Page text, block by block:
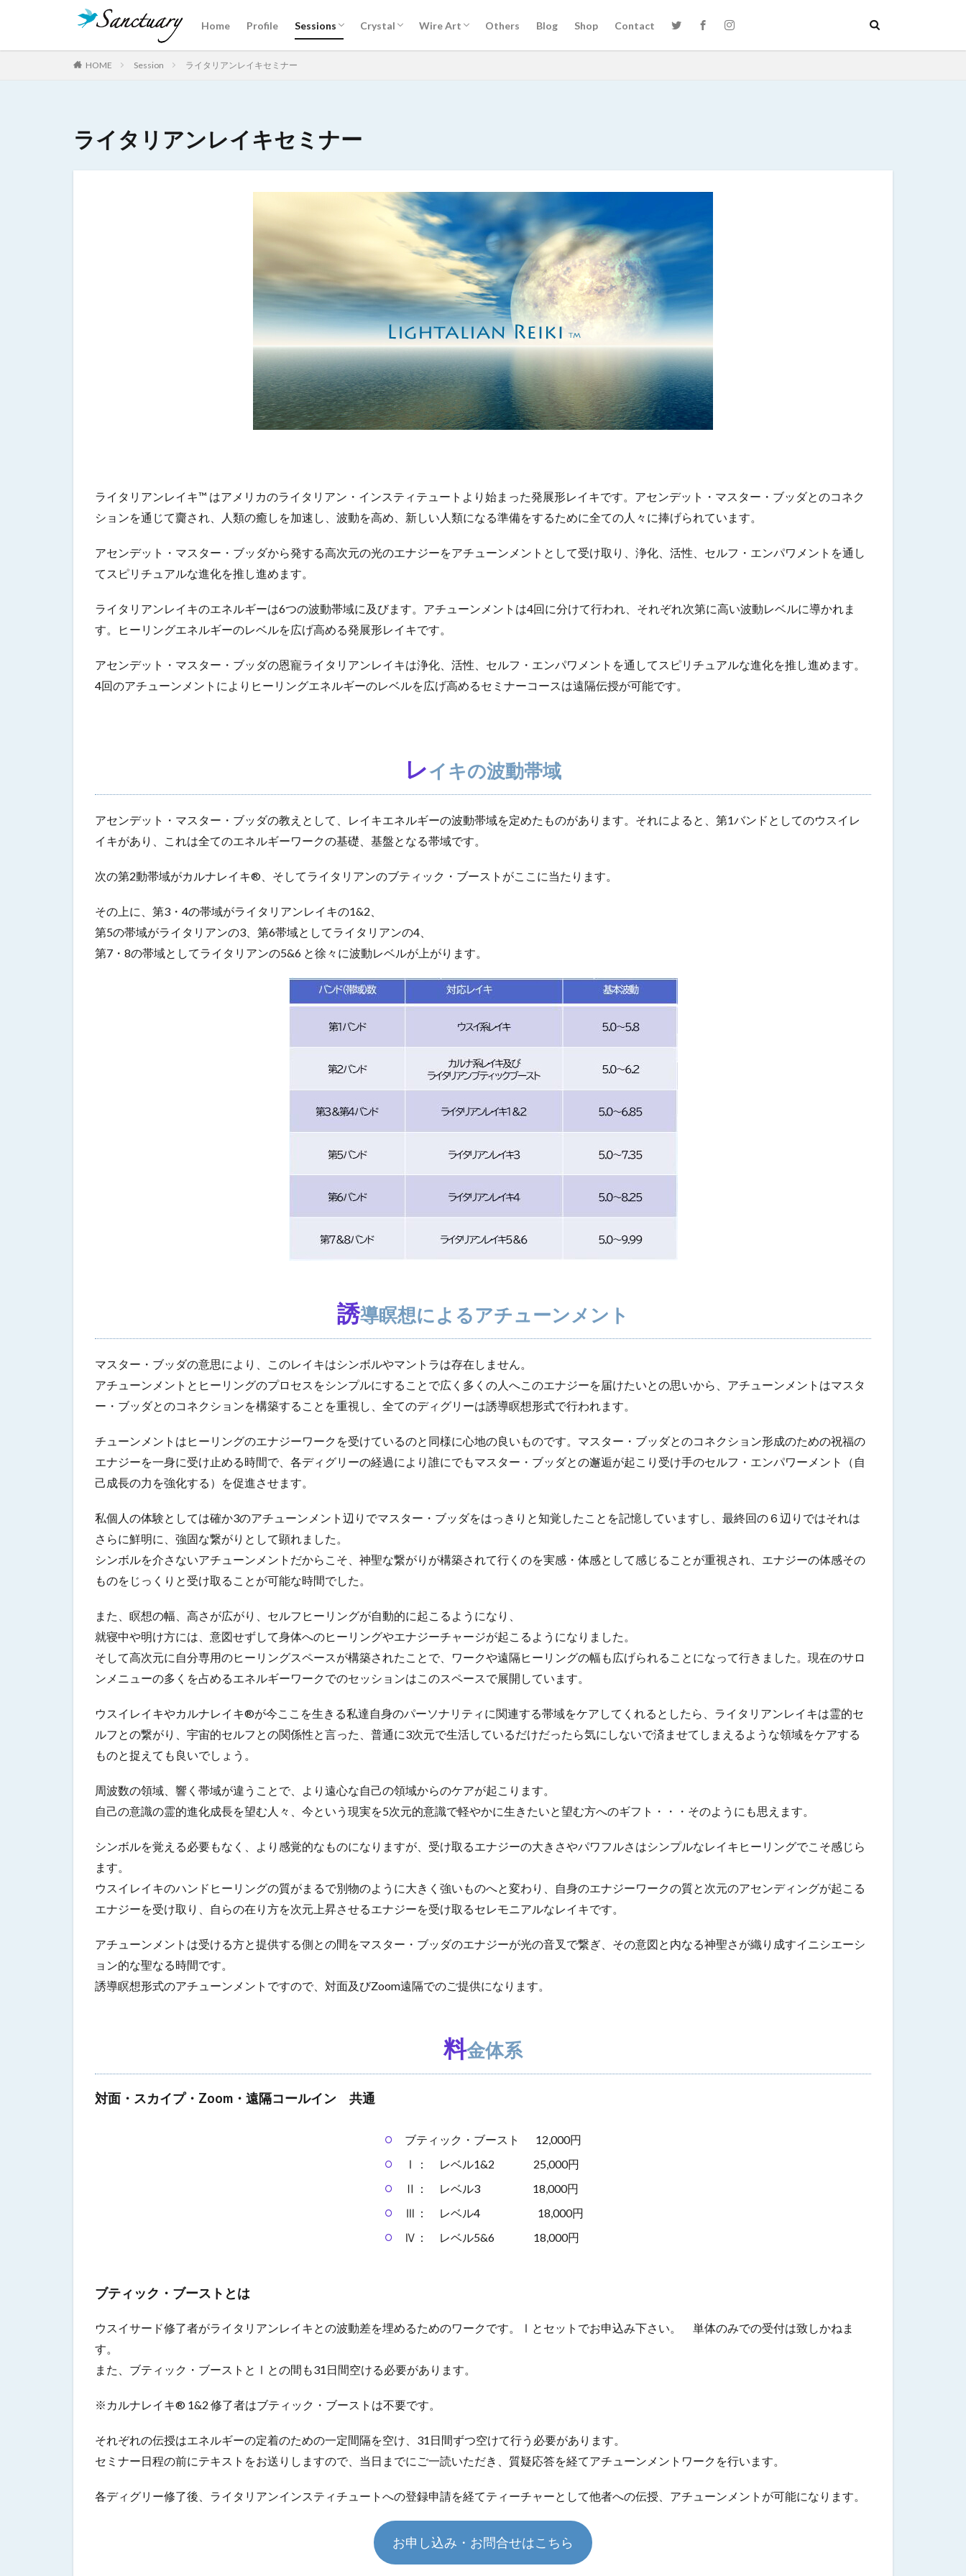
Home Profile Sessions Crystal Wire Art Others Blog Shop Contact
HOME Session ライタリアンレイキセミナー
ライタリアンレイキセミナー
ライタリアンレイキ™ はアメリカのライタリアン・インスティテュートより始まった発展形レイキです。アセンデット・マスター・ブッダとのコネク
ションを通じて齎され、人類の癒しを加速し、波動を高め、新しい人類になる準備をするために全ての人々に捧げられています。
アセンデット・マスター・ブッダから発する高次元の光のエナジーをアチューンメントとして受け取り、 浄化、活性、セルフ・エンパワメントを通し
てスピリチュアルな進化を推し進めます。
ライタリアンレイキのエネルギーは6つの波動帯域に及びます。 アチューンメントは4回に分けて行われ、それぞれ次第に高い波動レベルに導かれま
す。
ヒーリングエネルギーのレベルを広げ高める発展形レイキです。
アセンデット・マスター・ブッダの恩寵ライタリアンレイキは浄化、活性、セルフ・エンパワメントを通してスピリチュアルな進化を推し進めます。
4回のアチューンメントによりヒーリングエネルギーのレベルを広げ高めるセミナーコースは遠隔伝授が可能です。
レイキの波動帯域
アセンデット・マスター・ブッダの教えとして、レイキエネルギーの波動帯域を定めたものがあります。それによると、第1バンドとしてのウスイレ
イキがあり、これは全てのエネルギーワークの基礎、基盤となる帯域です。
次の第2動帯域がカルナレイキ®、そしてライタリアンのブティック・ブーストがここに当たります。
その上に、第3・4の帯域がライタリアンレイキの1&2、
第5の帯域がライタリアンの3、第6帯域としてライタリアンの4、
第7・8の帯域としてライタリアンの5&6 と徐々に波動レベルが上がります。
誘導瞑想によるアチューンメント
マスター・ブッダの意思により
このレイキはシンボルやマントラは存在しません。
アチュ ーンメントとヒーリングのプロセスをシンプルにすることで広く多くの人へこのエナジーを届けたいとの思いから、アチューンメントはマスタ
ー・ブッダとのコネクションを構築することを重視し、全てのディグリーは誘導瞑想形式で行われます。
チューンメントはヒーリングのエナジーワークを受けているのと同様に心地の良いものです。 マスター・ブッダとのコネクション形成のための祝福の
エナジーを一身に受け止める時間で、 各ディグリーの経過により誰にでもマスター・ブッダとの邂逅が起こり受け手のセルフ ・エンパワーメント（自
己成長の力を強化する）を促進させます。
私個人の体験としては確か3のアチューンメント辺りでマスター・ブッダをはっきりと知覚したことを記憶していますし、 最終回の６辺りではそれは
さらに鮮明に、強固な繋がりとして顕れました。
シンボルを介さないアチューンメントだからこそ、神聖な繋がりが構築されて行くのを実感・体感として感じることが重視され、エナジーの体感その
ものをじっくりと受け取ることが可能な時間でした。
また、瞑想の幅、高さが広がり、セルフヒーリングが自動的に起こるようになり、
就寝中や明け方には、意図せずして身体へのヒーリングやエナジーチャージが起こるようになりました。
そして高次元に自分専用のヒーリングスペースが構築されたことで、
ワークや遠隔ヒーリングの幅も広げられることになって行きました。 現在のサロ
ンメニューの多くを占めるエネルギーワークでのセッションはこのスペースで展開しています。
ウスイレイキやカルナレイキ®が今ここを生きる私達自身のパーソナリティに関連する帯域をケアしてくれるとしたら、ライタリアンレイキは霊的セ
ルフとの繋がり、宇宙的セルフとの関係性と言った、普通に3次元で生活しているだけだったら気にしないで済ませてしまえるような領域をケアする
ものと捉えても良いでしょう。
周波数の領域、響く帯域が違うことで、より遠心な自己の領域からのケアが起こります。
自己の意識の霊的進化成長を望む人々、今という現実を5次元的意識で軽やかに生きたいと望む方へのギフト・・・そのようにも思えます。
シンボルを覚える必要もなく、より感覚的なものになりますが、受け取るエナジーの大きさやパワフルさはシンプルなレイキヒーリングでこそ感じら
ます。
ウスイレイキのハンドヒーリングの質がまるで別物のように大きく強いものへと変わり、
自身のエナジーワークの質と次元のアセンディングが起こる
エナジーを受け取り、
自らの在り方を次元上昇させるエナジーを受け取るセレモニアルなレイキです。
アチューンメントは受ける方と提供する側との間をマスター・ブッダのエナジーが光の音叉で繋ぎ、その意図と内なる神聖さが織り成すイニシエーシ
ョン的な聖なる時間です。
誘導瞑想形式のアチューンメントですので、対面及びZoom遠隔でのご提供になります。​
料金体系
対面・スカイプ・Zoom・遠隔コールイン 共通
ブティック・ブースト 12,000円
Ⅰ： レベル1&2 25,000円
Ⅱ： レベル3 18,000円
Ⅲ： レベル4 18,000円
Ⅳ： レベル5&6 18,000円
​ブティック・ブーストとは
ウスイサード修了者がライタリアンレイキとの波動差を埋めるためのワークです。
Ⅰとセットでお申込み下さい。 単体のみでの受付は致しかねま
す。
また、ブティック・ブーストとⅠとの間も31日間空ける必要があります。
※カルナレイキ® 1&2 修了者はブティック・ブーストは不要です。​
それぞれの伝授はエネルギーの定着のための一定間隔を空け、31日間ずつ空けて行う必要があります。
セミナー日程の前にテキストをお送りしますので、当日までにご一読いただき、質疑応答を経てアチューンメントワークを行います。
各ディグリー修了後、ライタリアンインスティチュートへの登録申請を経てティーチャーとして他者への伝授、アチューンメントが可能になります。
お申し込み・お問合せはこちら
ニー
カテゴリー
クリスタルあれこれ セッション記録
検索